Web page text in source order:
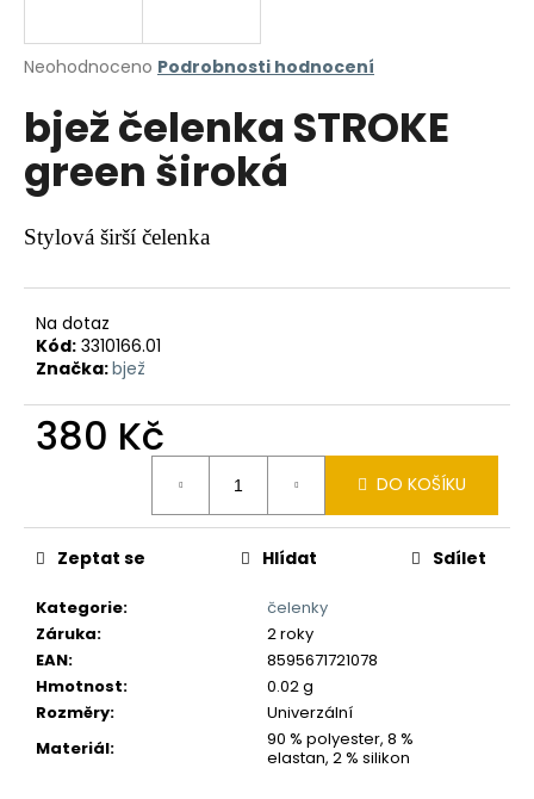
Průměrné
produktu
je
z
5
hvězdiček.
Neohodnoceno Podrobnosti hodnocení
bjež čelenka STROKE
green široká
Stylová širší čelenka
Na dotaz
Kód: 3310166.01
Značka:bjež
380 Kč
DO KOŠÍKU
Kategorie:
čelenky
Záruka:
2 roky
EAN:
8595671721078
Hmotnost:
0.02 g
Rozměry:
Univerzální
Materiál:
90 % polyester, 8 %
elastan, 2 % silikon
Zeptat se Hlídat Sdílet
j
t
?
D
o
p
č
u
e
m
e